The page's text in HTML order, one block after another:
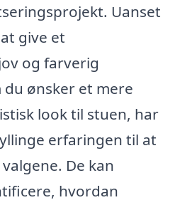
Uanset
give et
og farverig
du ønsker et mere
look til stuen, har
erfaringen til at
De kan
hvordan